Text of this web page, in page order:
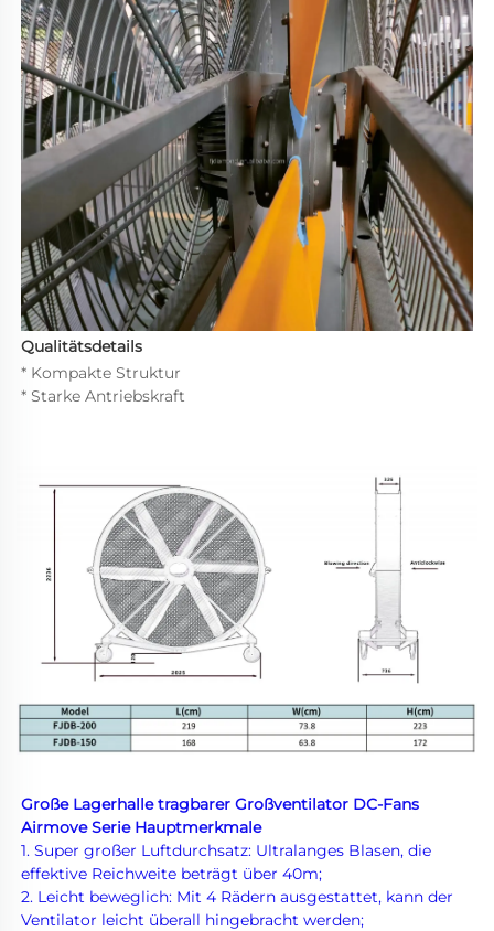
Qualitätsdetails
* Kompakte Struktur
* Starke Antriebskraft
Große Lagerhalle tragbarer Großventilator DC-Fans
Airmove Serie Hauptmerkmale
1. Super großer Luftdurchsatz: Ultralanges Blasen, die
effektive Reichweite beträgt über 40m;
2. Leicht beweglich: Mit 4 Rädern ausgestattet, kann der
Ventilator leicht überall hingebracht werden;